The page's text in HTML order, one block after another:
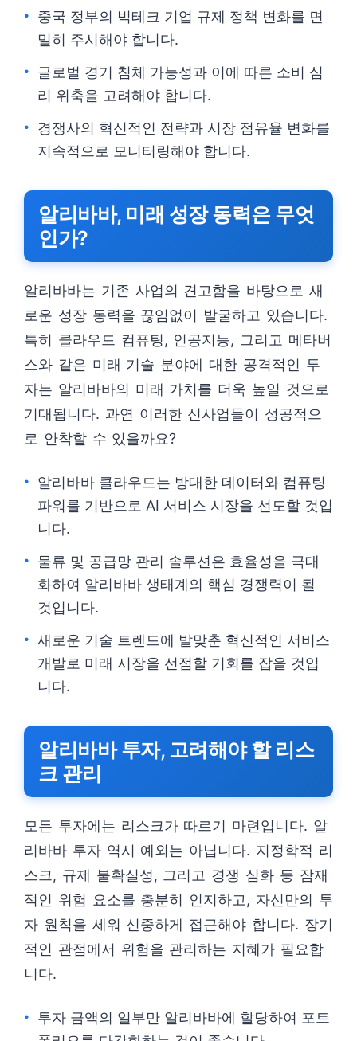
중국 정부의 빅테크 기업 규제 정책 변화를 면
밀히 주시해야 합니다.
글로벌 경기 침체 가능성과 이에 따른 소비 심
리 위축을 고려해야 합니다.
경쟁사의 혁신적인 전략과 시장 점유율 변화를
지속적으로 모니터링해야 합니다.
알리바바, 미래 성장 동력은 무엇
인가?
알리바바는 기존 사업의 견고함을 바탕으로 새
로운 성장 동력을 끊임없이 발굴하고 있습니다.
특히 클라우드 컴퓨팅, 인공지능, 그리고 메타버
스와 같은 미래 기술 분야에 대한 공격적인 투
자는 알리바바의 미래 가치를 더욱 높일 것으로
기대됩니다. 과연 이러한 신사업들이 성공적으
로 안착할 수 있을까요?
알리바바 클라우드는 방대한 데이터와 컴퓨팅
파워를 기반으로 AI 서비스 시장을 선도할 것입
니다.
물류 및 공급망 관리 솔루션은 효율성을 극대
화하여 알리바바 생태계의 핵심 경쟁력이 될
것입니다.
새로운 기술 트렌드에 발맞춘 혁신적인 서비스
개발로 미래 시장을 선점할 기회를 잡을 것입
니다.
알리바바 투자, 고려해야 할 리스
크 관리
모든 투자에는 리스크가 따르기 마련입니다. 알
리바바 투자 역시 예외는 아닙니다. 지정학적 리
스크, 규제 불확실성, 그리고 경쟁 심화 등 잠재
적인 위험 요소를 충분히 인지하고, 자신만의 투
자 원칙을 세워 신중하게 접근해야 합니다. 장기
적인 관점에서 위험을 관리하는 지혜가 필요합
니다.
투자 금액의 일부만 알리바바에 할당하여 포트